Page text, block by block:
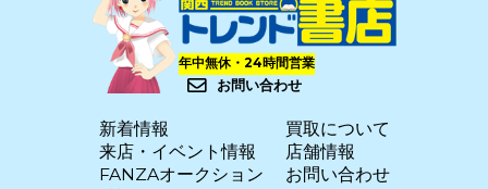
年中無休・24時間営業
お問い合わせ
新着情報
来店・イベント情報
FANZAオークション
買取について
店舗情報
お問い合わせ